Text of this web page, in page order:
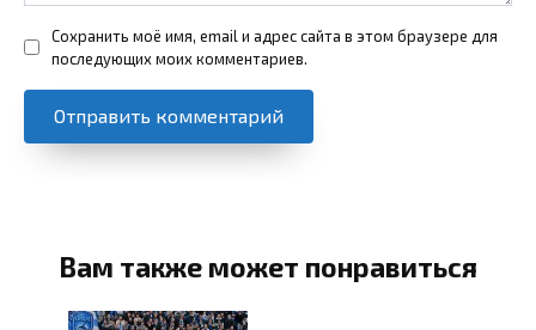
Сохранить моё имя, email и адрес сайта в этом браузере для
последующих моих комментариев.
Вам также может понравиться